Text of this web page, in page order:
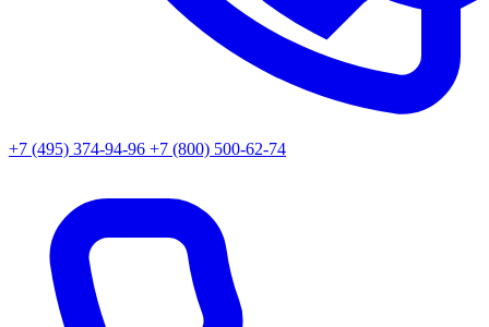
+7 (495) 374-94-96 +7 (800) 500-62-74